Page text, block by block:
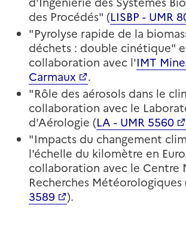
des Procédés" (LISBP - UMR
"Pyrolyse rapide de la
déchets : double cinétique"
collaboration avec l'IMT
Carmaux
.
"Rôle des aérosols dans le
collaboration avec le
d'Aérologie (LA - UMR 5560
"Impacts du changement
l'échelle du kilomètre en
collaboration avec le Centre
Recherches Météorologiques
3589
).